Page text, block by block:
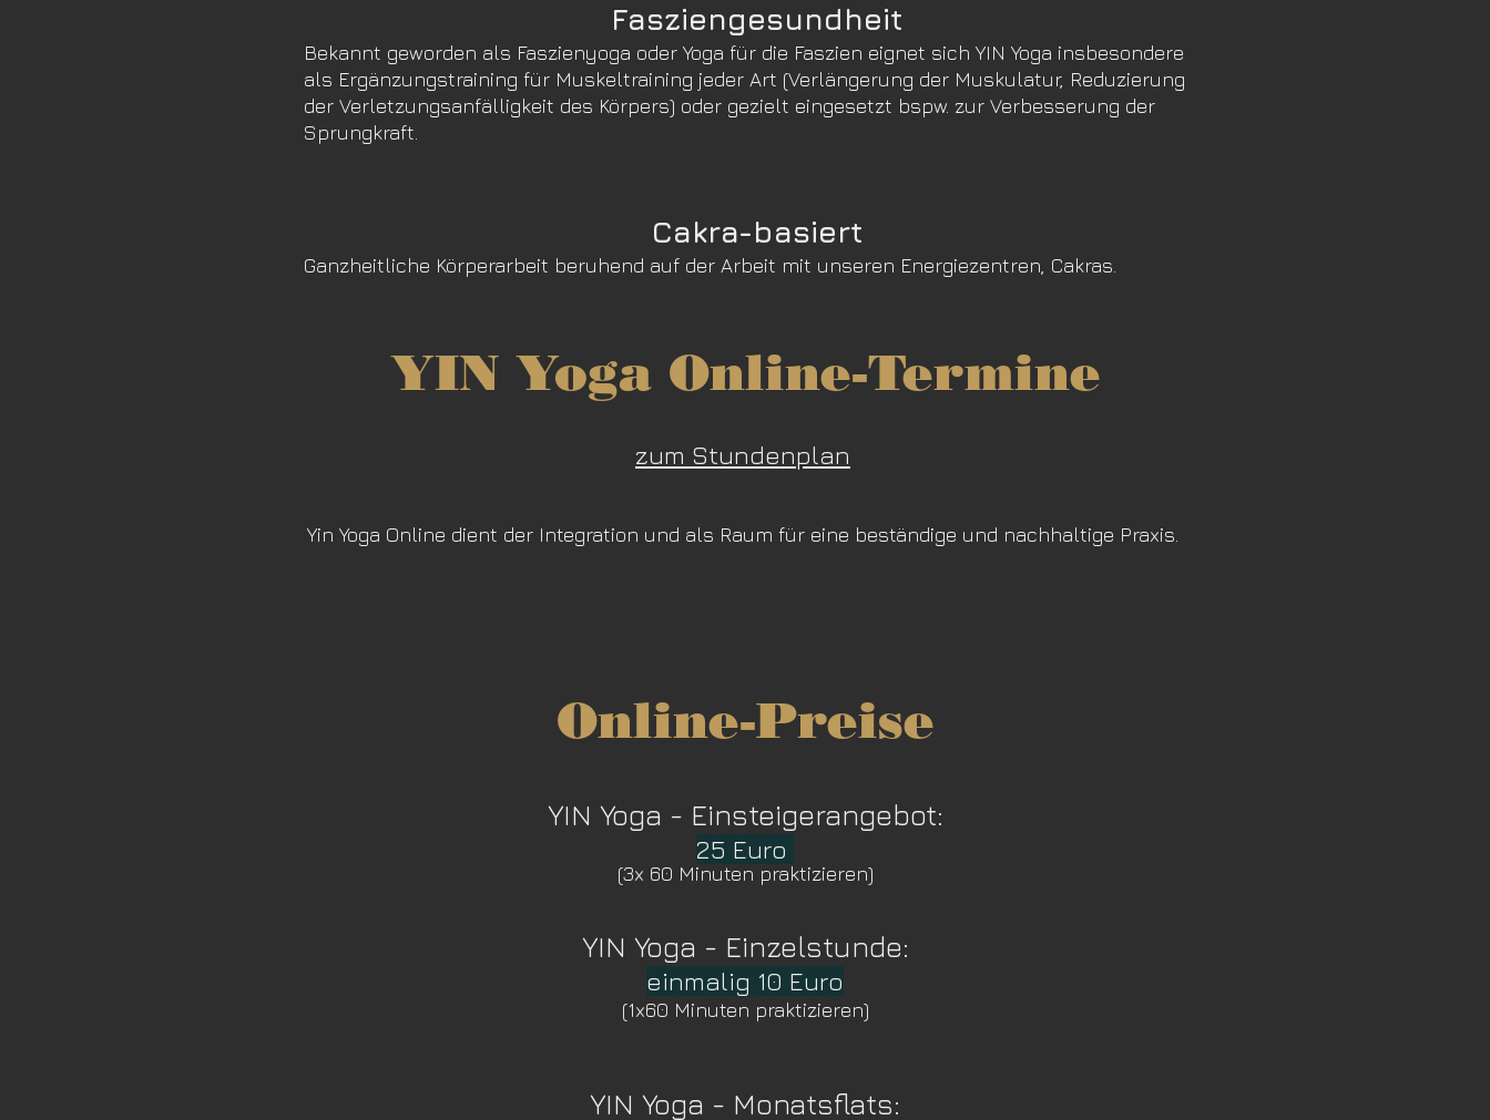
Fasziengesundheit
Bekannt geworden als Faszienyoga oder Yoga für die Faszien eignet sich YIN Yoga insbesondere
als Ergänzungstraining für Muskeltraining jeder Art (Verlängerung der Muskulatur, Reduzierung
der Verletzungsanfälligkeit des Körpers) oder gezielt eingesetzt bspw. zur Verbesserung der
Sprungkraft.
Cakra-basiert
Ganzheitliche Körperarbeit beruhend auf der Arbeit mit unseren Energiezentren, Cakras.
YIN Yoga Online-Termine
zum Stundenplan
Yin Yoga Online dient der Integration und als Raum für eine beständige und nachhaltige Praxis.
Online-Preise
YIN Yoga - Einsteigerangebot:
25 Euro
(3x 60 Minuten praktizieren)
YIN Yoga - Einzelstunde:
einmalig 10 Euro
(1x60 Minuten praktizieren)
YIN Yoga - Monatsflats: